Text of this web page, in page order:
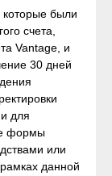
которые были
счета,
Vantage, и
30 дней
для
формы
или
данной